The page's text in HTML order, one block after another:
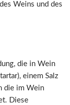
Weins und des
die in Wein
einem Salz
die im Wein
Diese